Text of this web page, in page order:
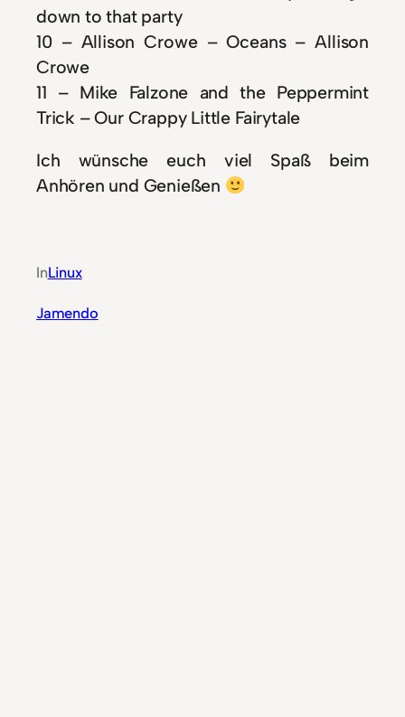
down to that party
10 – Allison Crowe – Oceans – Allison
Crowe
11 – Mike Falzone and the Peppermint
Trick – Our Crappy Little Fairytale
Ich wünsche euch viel Spaß beim
Anhören und Genießen
InLinux
Jamendo